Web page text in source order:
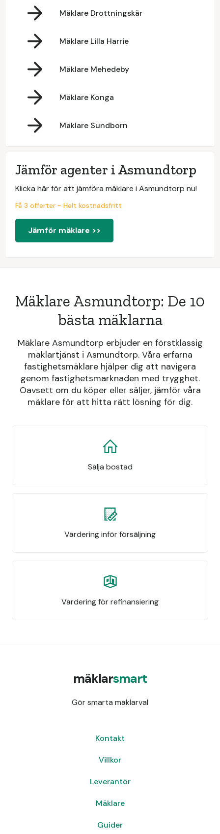
Mäklare Drottningskär
Mäklare Lilla Harrie
Mäklare Mehedeby
Mäklare Konga
Mäklare Sundborn
Jämför agenter i Asmundtorp
Klicka här för att jämföra mäklare i Asmundtorp nu!
Få 3 offerter - Helt kostnadsfritt
Jämför mäklare >>
Mäklare Asmundtorp: De 10
bästa mäklarna
Mäklare Asmundtorp erbjuder en förstklassig
mäklartjänst i Asmundtorp. Våra erfarna
fastighetsmäklare hjälper dig att navigera
genom fastighetsmarknaden med trygghet.
Oavsett om du köper eller säljer, jämför våra
mäklare för att hitta rätt lösning för dig.
Sälja bostad
Värdering inför försäljning
Värdering för refinansiering
mäklarsmart
Gör smarta mäklarval
Kontakt
Villkor
Leverantör
Mäklare
Guider